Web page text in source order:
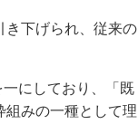
き下げられ、従来の
にしており、「既
組みの一種として理